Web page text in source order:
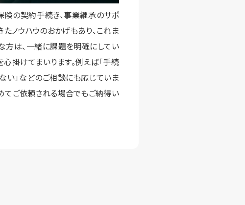
の契約手続き、事業継承のサポ
ノウハウのおかげもあり、これま
方は、一緒に課題を明確にしてい
掛けてまいります。例えば「手続
い」などのご相談にも応じていま
てご依頼される場合でもご納得い